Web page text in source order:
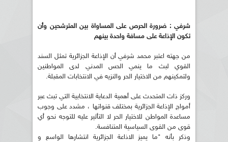
شرفي : ضرورة الحرص على المساواة بين المترشحين وأن
تكون الإذاعة على مسافة واحدة بينهم
من جهته اعتبر محمد شرفي أن الإذاعة الجزائرية تمثل السند
القوي لبث ما ينمي الحس المدني لدى المواطنين
ولتمكينهم من الاختيار الحر والنزيه في الانتخابات المقبلة.
وركز ذات المتحدث على أهمية الدعاية الانتخابية التي تبث عبر
أمواج الإذاعة الجزائرية بمختلف قنواتها ، مشدد على وجوب
مساعدة المواطن للاختيار الحر لا التأثير عليه للتوجه نحو أي
قوى من القوى السياسية المتنافسة.
وذكر بأنه "ما يميز الاذاعة الجزائرية انتشارها الواسع و